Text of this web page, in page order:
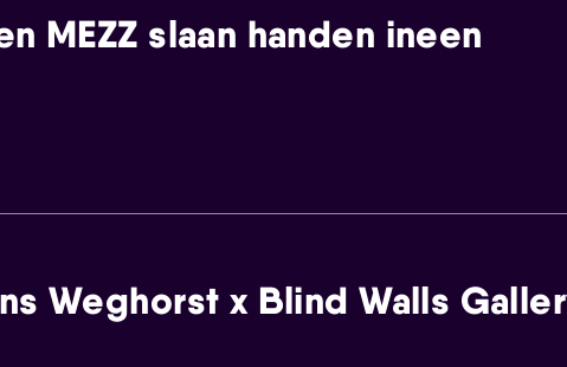
MEZZ slaan handen ineen
Weghorst x Blind Walls